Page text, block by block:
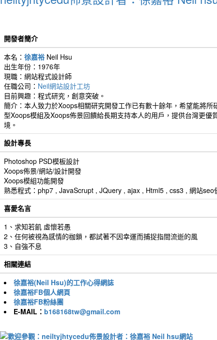
開發者簡介
本名： 徐嘉裕 Neil Hsu
出生年份：1976年
現職：網站程式設計師
任職公司： Neil網站設計工坊
目前興趣：程式研究，創意突破。
簡介：本人致力於Xoops相關研究開發工作已有數十餘年，希望能將所
型Xoops模組及Xoops佈景回饋給長期支持本人的用戶，提供台灣更優
境。
設計專長
Photoshop PSD模板設計
Xoops佈景/網站/設計開發
Xoops模組功能開發
熟悉程式：php7 , JavaScrupt , JQuery , ajax , Html5 , css3 , 網站seo
喜愛名言
1、求知若飢 虛懷若愚
2、任何被視為感情的枷鎖，都試著不因幸運而捕捉指間流逝的風
3、自強不息
相關連結
徐嘉裕(Neil Hsu)的工作心得網誌
徐嘉裕FB個人網頁
徐嘉裕FB粉絲團
E-MAIL： b168168tw@gmail.com